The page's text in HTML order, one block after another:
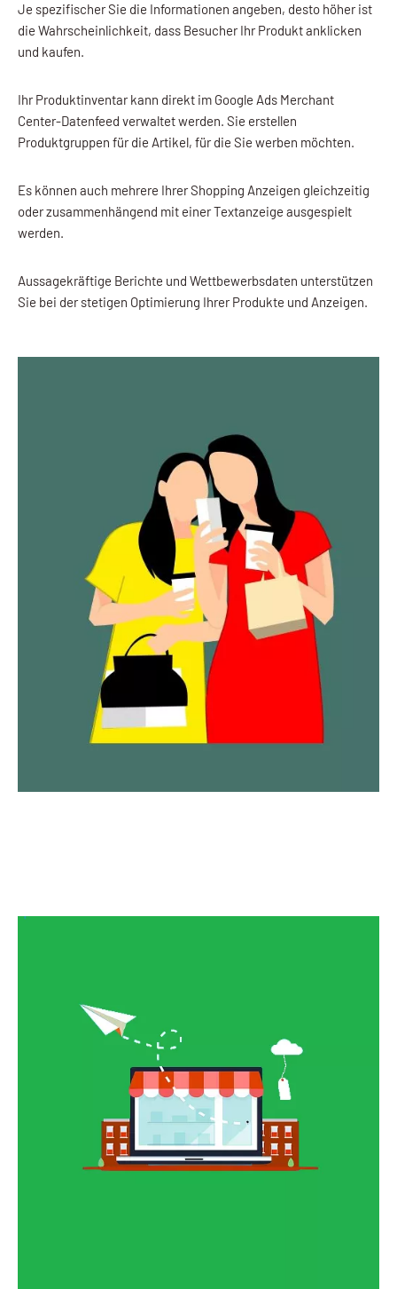
Je spezifischer Sie die Informationen angeben, desto höher ist
die Wahrscheinlichkeit, dass Besucher Ihr Produkt anklicken
und kaufen.
Ihr Produktinventar kann direkt im Google Ads Merchant
Center-Datenfeed verwaltet werden. Sie erstellen
Produktgruppen für die Artikel, für die Sie werben möchten.
Es können auch mehrere Ihrer Shopping Anzeigen gleichzeitig
oder zusammenhängend mit einer Textanzeige ausgespielt
werden.
Aussagekräftige Berichte und Wettbewerbsdaten unterstützen
Sie bei der stetigen Optimierung Ihrer Produkte und Anzeigen.